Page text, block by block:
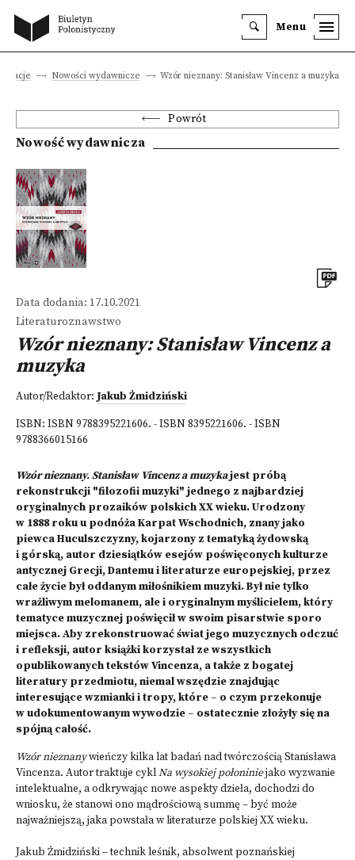
Menu
Nowości wydawnicze Wzór nieznany: Stanisław Vincenz a muzyka
Powrót
Nowość wydawnicza
Data dodania: 17.10.2021
Literaturoznawstwo
Wzór nieznany: Stanisław Vincenz a
muzyka
Autor/Redaktor: Jakub Żmidziński
ISBN: ISBN 9788395221606. - ISBN 8395221606. - ISBN
9788366015166
Wzór nieznany. Stanisław Vincenz a muzykajest próbą
rekonstrukcji "filozofii muzyki" jednego z najbardziej
oryginalnych prozaików polskich XX wieku. Urodzony
w 1888 roku u podnóża Karpat Wschodnich, znany jako
piewca Huculszczyzny, kojarzony z tematyką żydowską
i górską, autor dziesiątków esejów poświęconych kulturze
antycznej Grecji, Dantemu i literaturze europejskiej, przez
całe życie był oddanym miłośnikiem muzyki. Był nie tylko
wrażliwym melomanem, ale i oryginalnym myślicielem, który
tematyce muzycznej poświęcił w swoim pisarstwie sporo
miejsca. Aby zrekonstruować świat jego muzycznych odczuć
i refleksji, autor książki korzystał ze wszystkich
opublikowanych tekstów Vincenza, a także z bogatej
literatury przedmiotu, niemal wszędzie znajdując
interesujące wzmianki i tropy, które – o czym przekonuje
w udokumentowanym wywodzie – ostatecznie złożyły się na
spójną całość.
Wzór nieznanywieńczy kilka lat badań nad twórczością Stanisława
Vincenza. Autor traktuje cyklNa wysokiej połoniniejako wyzwanie
intelektualne, a odkrywając nowe aspekty dzieła, dochodzi do
wniosku, że stanowi ono mądrościową summę – być może
najważniejszą, jaka powstała w literaturze polskiej XX wieku.
Jakub Żmidziński – technik leśnik, absolwent poznańskiej